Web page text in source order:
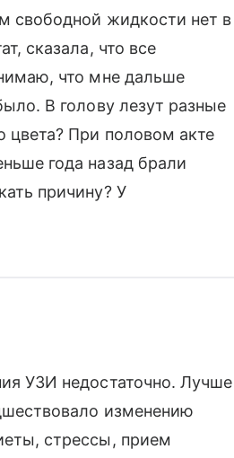
свободной жидкости нет в
сказала, что все
что мне дальше
В голову лезут разные
При половом акте
года назад брали
причину? У
УЗИ недостаточно. Лучше
изменению
стрессы, прием